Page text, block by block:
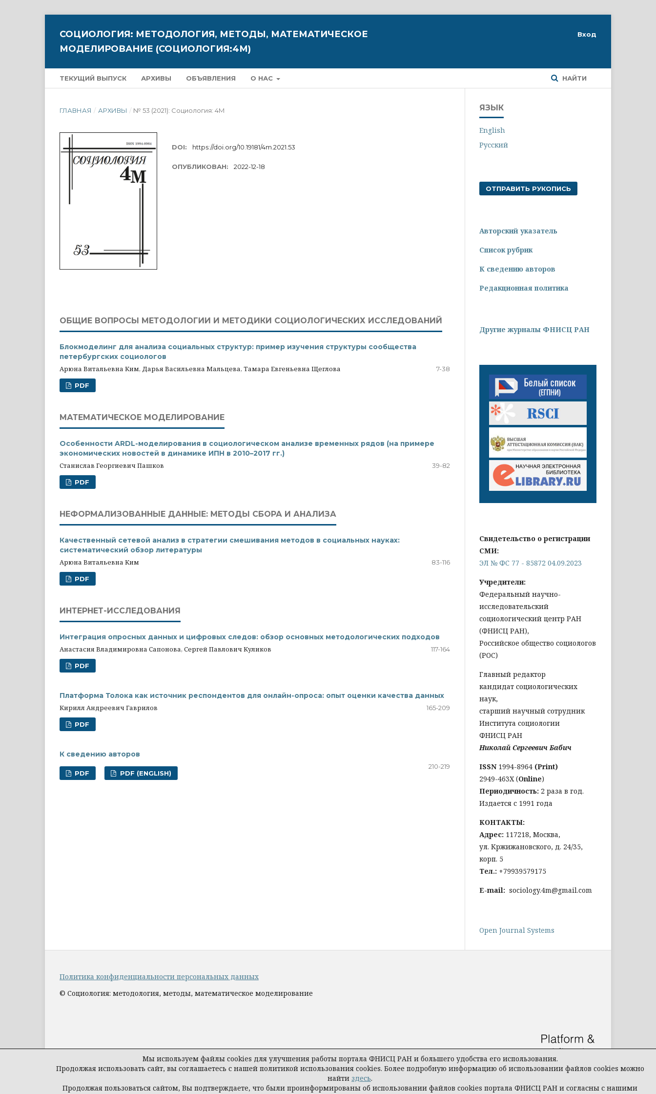
СОЦИОЛОГИЯ: МЕТОДОЛОГИЯ, МЕТОДЫ, МАТЕМАТИЧЕСКОЕ
МОДЕЛИРОВАНИЕ (СОЦИОЛОГИЯ:4М)
ТЕКУЩИЙ ВЫПУСК АРХИВЫ ОБЪЯВЛЕНИЯ О НАС НАЙТИ
Вход
ГЛАВНАЯ / АРХИВЫ / № 53 (2021): Социология: 4М
DOI: https://doi.org/10.19181/4m.2021.53
ОПУБЛИКОВАН: 2022-12-18
ОБЩИЕ ВОПРОСЫ МЕТОДОЛОГИИ И МЕТОДИКИ СОЦИОЛОГИЧЕСКИХ ИССЛЕДОВАНИЙ
Блокмоделинг для анализа социальных структур: пример изучения структуры сообщества
петербургских социологов
Арюна Витальевна Ким, Дарья Васильевна Мальцева, Тамара Евгеньевна Щеглова
7-38
PDF
МАТЕМАТИЧЕСКОЕ МОДЕЛИРОВАНИЕ
Особенности ARDL-моделирования в социологическом анализе временных рядов (на примере
экономических новостей в динамике ИПН в 2010–2017 гг.)
Станислав Георгиевич Пашков
39-82
PDF
НЕФОРМАЛИЗОВАННЫЕ ДАННЫЕ: МЕТОДЫ СБОРА И АНАЛИЗА
Качественный сетевой анализ в стратегии смешивания методов в социальных науках:
систематический обзор литературы
Арюна Витальевна Ким
83-116
PDF
ИНТЕРНЕТ-ИССЛЕДОВАНИЯ
Интеграция опросных данных и цифровых следов: обзор основных методологических подходов
Анастасия Владимировна Сапонова, Сергей Павлович Куликов
117-164
PDF
Платформа Толока как источник респондентов для онлайн-опроса: опыт оценки качества данных
Кирилл Андреевич Гаврилов
165-209
PDF
К сведению авторов
210-219
PDF
PDF (ENGLISH)
ЯЗЫК
English
Русский
ОТПРАВИТЬ РУКОПИСЬ
Авторский указатель
Список рубрик
К сведению авторов
Редакционная политика
Другие журналы ФНИСЦ РАН
Свидетельство о регистрации
СМИ:
ЭЛ № ФС 77 - 85872 04.09.2023
Учредители:
Федеральный научно-
исследовательский
социологический центр РАН
(ФНИСЦ РАН),
Российское общество социологов
(РОС)
Главный редактор
кандидат социологических
наук,
старший научный сотрудник
Института социологии
ФНИСЦ РАН
Николай Сергеевич Бабич
ISSN 1994-8964 (Print)
2949-463Х (Online)
Периодичность: 2 раза в год.
Издается с 1991 года
КОНТАКТЫ:
Адрес: 117218, Москва,
ул. Кржижановского, д. 24/35,
корп. 5
Тел.: +79939579175
E-mail: sociology.4m@gmail.com
Open Journal Systems
Политика конфиденциальности персональных данных
© Социология: методология, методы, математическое моделирование
Мы используем файлы cookies для улучшения работы портала ФНИСЦ РАН и большего удобства его использования.
Продолжая использовать сайт, вы соглашаетесь с нашей политикой использования cookies. Более подробную информацию об использовании файлов cookies можно
найти здесь.
Продолжая пользоваться сайтом, Вы подтверждаете, что были проинформированы об использовании файлов cookies портала ФНИСЦ РАН и согласны с нашими